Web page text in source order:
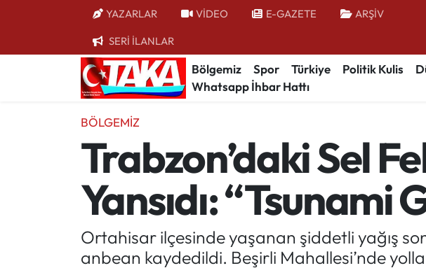
YAZARLAR VİDEO E-GAZETE ARŞİV
SERİ İLANLAR
Bölgemiz Spor Türkiye Politik Kulis
Whatsapp İhbar Hattı
BÖLGEMIZ
Trabzon’daki Sel
Yansıdı: “Tsunami
Ortahisar ilçesinde yaşanan şiddetli yağış
anbean kaydedildi. Beşirli Mahallesi’nde
Bölgemiz
Kültür/Sanat
Politik Kulis
Trabzon Nöbetçi Eczaneler
Trabzon Hava Durumu
Trabzon Trafik Yoğunluk Haritası
Süper Lig Puan Durumu ve Fikstür
Tüm Manşetler
Son Dakika Haberleri
Haber Arşivi